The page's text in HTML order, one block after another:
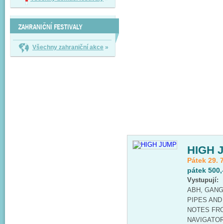
ZAHRANIČNÍ FESTIVALY
Všechny zahraniční akce »
HIGH
Pátek 29.
pátek
Vystupují:
ABH,
PIPES
NOTES